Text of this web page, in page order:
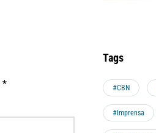
*
Tags
#CBN
#Imprensa